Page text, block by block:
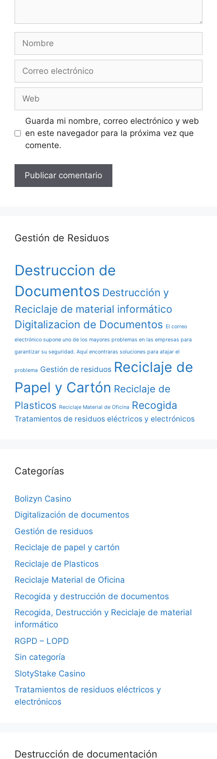
Nombre
Correo
Web
Guarda mi nombre, correo electrónico y web
en este navegador para la próxima vez que
comente.
Gestión de Residuos
Destruccion de
Documentos Destrucción y
Reciclaje de material informático
Digitalizacion de Documentos El correo
electrónico supone uno de los mayores problemas en las empresas para
garantizar su seguridad. Aquí encontraras soluciones para atajar el
problema Gestión de residuos Reciclaje de
Papel y Cartón Reciclaje de
Plasticos Reciclaje Material de Oficina Recogida
Tratamientos de residuos eléctricos y electrónicos
Categorías
Bolizyn Casino
Digitalización de documentos
Gestión de residuos
Reciclaje de papel y cartón
Reciclaje de Plasticos
Reciclaje Material de Oficina
Recogida y destrucción de documentos
Recogida, Destrucción y Reciclaje de material
informático
RGPD – LOPD
Sin categoría
SlotyStake Casino
Tratamientos de residuos eléctricos y
electrónicos
Destrucción de documentación